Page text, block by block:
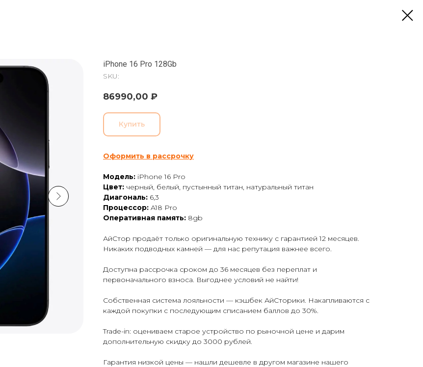
iPhone 16 Pro 128Gb
SKU:
86990,00 ₽
Купить
Оформить в рассрочку
Модель: iPhone 16 Pro
Цвет: черный, белый, пустынный титан, натуральный титан
Диагональ: 6,3
Процессор: A18 Pro
Оперативная память: 8gb
АйСтор продаёт только оригинальную технику с гарантией 12 месяцев.
Никаких подводных камней — для нас репутация важнее всего.
Доступна рассрочка сроком до 36 месяцев без переплат и
первоначального взноса. Выгоднее условий не найти!
Собственная система лояльности — кэшбек АйСторики. Накапливаются с
каждой покупки с последующим списанием баллов до 30%.
Trade-in: оцениваем старое устройство по рыночной цене и дарим
дополнительную скидку до 3000 рублей.
Гарантия низкой цены — нашли дешевле в другом магазине нашего